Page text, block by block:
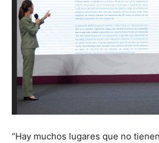
“Hay muchos lugares que no